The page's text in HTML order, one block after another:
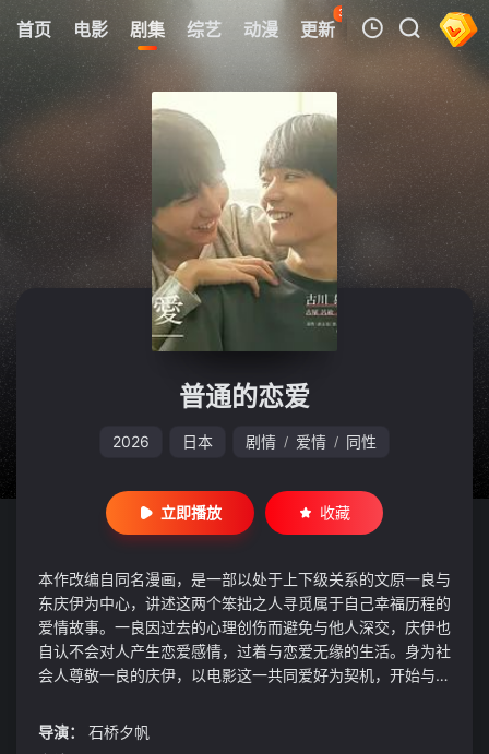
首页 电影 剧集 综艺 动漫 更新
36
热榜 APP
我的观影记录
暂无观看影片的记录
普通的恋爱
2026 日本 剧情 / 爱情 / 同性
立即播放 收藏
本作改编自同名漫画，是一部以处于上下级关系的文原一良与
东庆伊为中心，讲述这两个笨拙之人寻觅属于自己幸福历程的
爱情故事。一良因过去的心理创伤而避免与他人深交，庆伊也
自认不会对人产生恋爱感情，过着与恋爱无缘的生活。身为社
会人尊敬一良的庆伊，以电影这一共同爱好为契机，开始与他
某日，借着酒劲的一良向他坦白了“自己是同性恋”这一事实。
直正也描绘笨拙而温柔的恋爱模样。
导演：
石桥夕帆